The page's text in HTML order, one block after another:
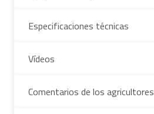
Especificaciones técnicas
Vídeos
Comentarios de los agricultores